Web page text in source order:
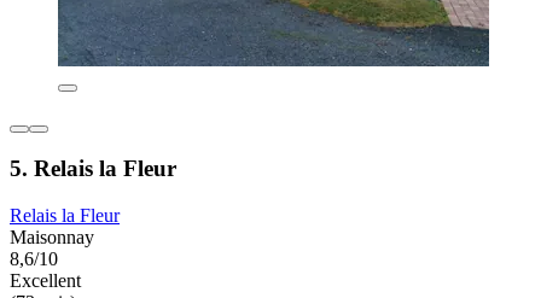
5. Relais la Fleur
Relais la Fleur
Maisonnay
8,6/10
Excellent